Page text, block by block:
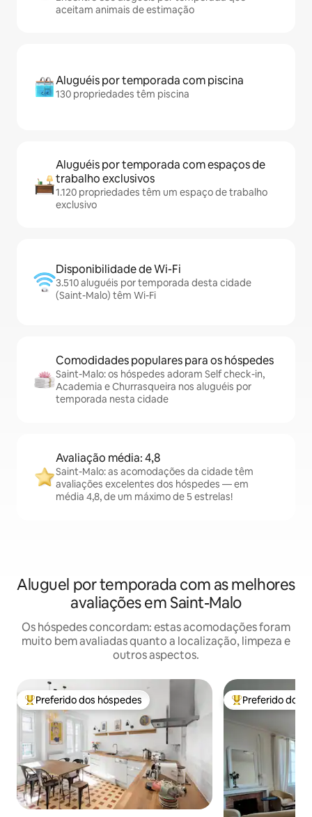
aceitam animais de estimação
Aluguéis por temporada com piscina
130 propriedades têm piscina
Aluguéis por temporada com espaços de
trabalho exclusivos
1.120 propriedades têm um espaço de trabalho
exclusivo
Disponibilidade de Wi-Fi
3.510 aluguéis por temporada desta cidade
(Saint-Malo) têm Wi-Fi
Comodidades populares para os hóspedes
Saint-Malo: os hóspedes adoram Self check-in,
Academia e Churrasqueira nos aluguéis por
temporada nesta cidade
Avaliação média: 4,8
Saint-Malo: as acomodações da cidade têm
avaliações excelentes dos hóspedes — em
média 4,8, de um máximo de 5 estrelas!
Aluguel por temporada com as melhores
avaliações em Saint-Malo
Os hóspedes concordam: estas acomodações foram
muito bem avaliadas quanto a localização, limpeza e
outros aspectos.
Entre os melhores preferidos dos hóspedes
Preferido dos hóspedes Entre os
Preferido dos